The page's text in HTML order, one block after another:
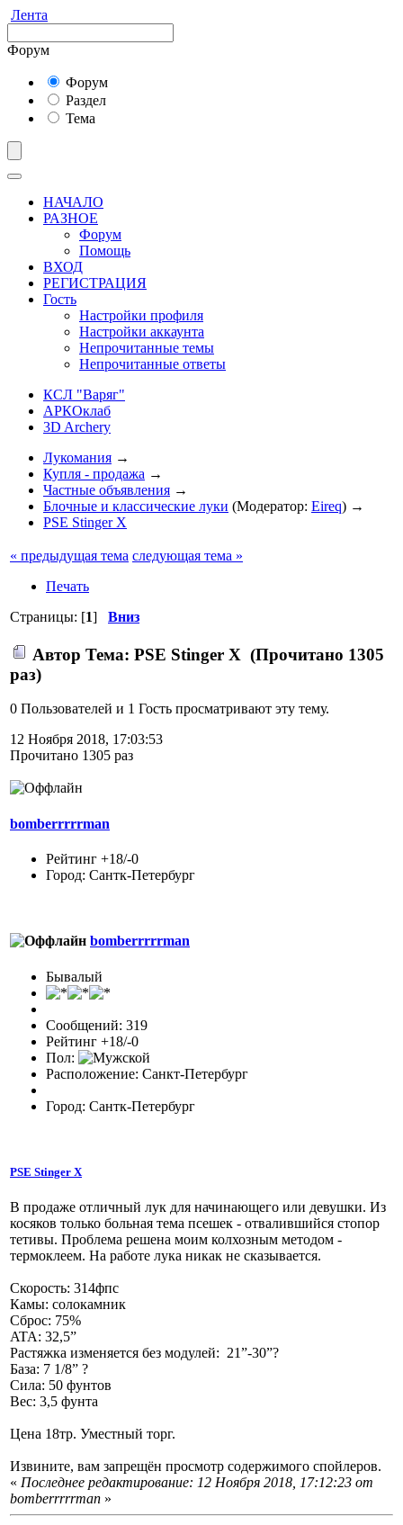
Лента
Форум
Форум
Раздел
Тема
НАЧАЛО
РАЗНОЕ
Форум
Помощь
ВХОД
РЕГИСТРАЦИЯ
Гость
Настройки профиля
Настройки аккаунта
Непрочитанные темы
Непрочитанные ответы
КСЛ "Варяг"
АРКОклаб
3D Archery
Лукомания →
Купля - продажа →
Частные объявления →
Блочные и классические луки (Модератор: Eireq) →
PSE Stinger X
« предыдущая тема следующая тема »
Печать
Страницы: [1] Вниз
Автор Тема: PSE Stinger X (Прочитано 1305
раз)
0 Пользователей и 1 Гость просматривают эту тему.
12 Ноября 2018, 17:03:53
Прочитано 1305 раз
bomberrrrrman
Рейтинг +18/-0
Город: Сантк-Петербург
bomberrrrrman
Бывалый
Сообщений: 319
Рейтинг +18/-0
Пол:
Расположение: Санкт-Петербург
Город: Сантк-Петербург
PSE Stinger X
В продаже отличный лук для начинающего или девушки. Из
косяков только больная тема псешек - отвалившийся стопор
тетивы. Проблема решена моим колхозным методом -
термоклеем. На работе лука никак не сказывается.
Скорость: 314фпс
Камы: солокамник
Сброс: 75%
ATA: 32,5”
Растяжка изменяется без модулей: 21”-30”?
База: 7 1/8” ?
Сила: 50 фунтов
Вес: 3,5 фунта
Цена 18тр. Уместный торг.
Извините, вам запрещён просмотр содержимого спойлеров.
« Последнее редактирование: 12 Ноября 2018, 17:12:23 от
bomberrrrrman »